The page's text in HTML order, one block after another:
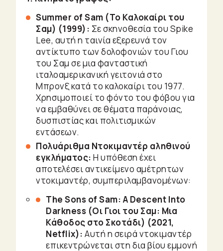
Summer of Sam (Το Καλοκαίρι του
Σαμ) (1999): Σε σκηνοθεσία του Spike
Lee, αυτή η ταινία εξερευνά τον
αντίκτυπο των δολοφονιών του Γιου
του Σαμ σε μια φανταστική
ιταλοαμερικανική γειτονιά στο
Μπρονξ κατά το καλοκαίρι του 1977.
Χρησιμοποιεί το φόντο του φόβου για
να εμβαθύνει σε θέματα παράνοιας,
δυσπιστίας και πολιτισμικών
εντάσεων.
Πολυάριθμα Ντοκιμαντέρ αληθινού
εγκλήματος: Η υπόθεση έχει
αποτελέσει αντικείμενο αμέτρητων
ντοκιμαντέρ, συμπεριλαμβανομένων:
The Sons of Sam: A Descent Into
Darkness (Οι Γιοι του Σαμ: Μια
Κάθοδος στο Σκοτάδι) (2021,
Netflix): Αυτή η σειρά ντοκιμαντέρ
επικεντρώνεται στη δια βίου εμμονή